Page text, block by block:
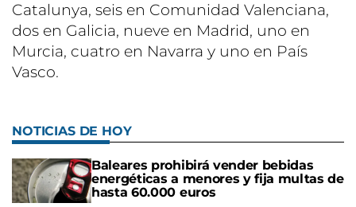
Catalunya, seis en Comunidad Valenciana,
dos en Galicia, nueve en Madrid, uno en
Murcia, cuatro en Navarra y uno en País
Vasco.
NOTICIAS DE HOY
Baleares prohibirá vender bebidas
energéticas a menores y fija multas de
hasta 60.000 euros